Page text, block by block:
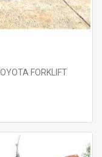
FORKLIFT